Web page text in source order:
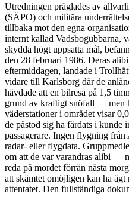
Utredningen präglades av
(SÄPO) och militära
tillbaka mot den egna
internt kallad Vadsbogubbarna,
skydda högt uppsatta mål,
den 28 februari 1986. Deras
eftermiddagen, landade i
vidare till Karlsborg där de
hävdade att en bilresa på 1,5
grund av kraftigt snöfall — men
väderstationer i området visar
de påstod sig ha färdats i kunde
passagerare. Ingen flygning
radar- eller flygdata.
om att de var varandras alibi —
reda på mordet förrän nästa
att skämtet omöjligen kan ha
attentatet. Den fullständiga